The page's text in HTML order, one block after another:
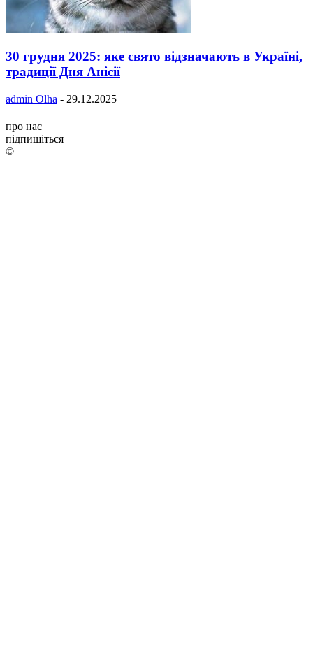
30 грудня 2025: яке свято відзначають в Україні,
традиції Дня Анісії
admin Olha - 29.12.2025
про нас
підпишіться
©